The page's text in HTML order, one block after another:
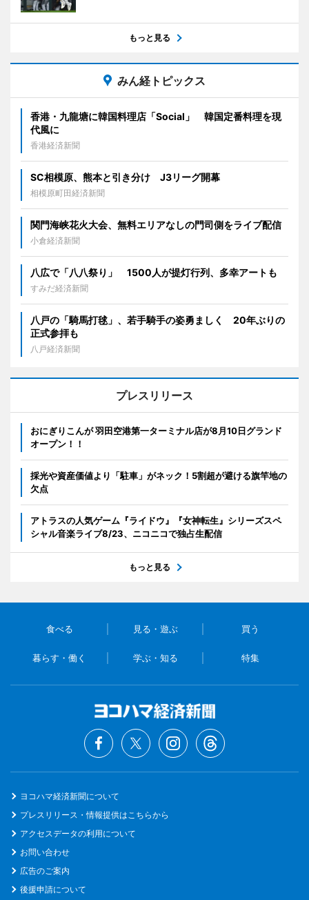
もっと見る
みん経トピックス
香港・九龍塘に韓国料理店「Social」 韓国定番料理を現
代風に
香港経済新聞
SC相模原、熊本と引き分け J3リーグ開幕
相模原町田経済新聞
関門海峡花火大会、無料エリアなしの門司側をライブ配信
小倉経済新聞
八広で「八八祭り」 1500人が提灯行列、多幸アートも
すみだ経済新聞
八戸の「騎馬打毬」、若手騎手の姿勇ましく 20年ぶりの
正式参拝も
八戸経済新聞
プレスリリース
おにぎりこんが 羽田空港第一ターミナル店が8月10日グランド
オープン！！
採光や資産価値より「駐車」がネック！5割超が避ける旗竿地の
欠点
アトラスの人気ゲーム『ライドウ』『女神転生』シリーズスペ
シャル音楽ライブ8/23、ニコニコで独占生配信
もっと見る
食べる 見る・遊ぶ 買う
暮らす・働く 学ぶ・知る 特集
ヨコハマ経済新聞について
プレスリリース・情報提供はこちらから
アクセスデータの利用について
お問い合わせ
広告のご案内
後援申請について